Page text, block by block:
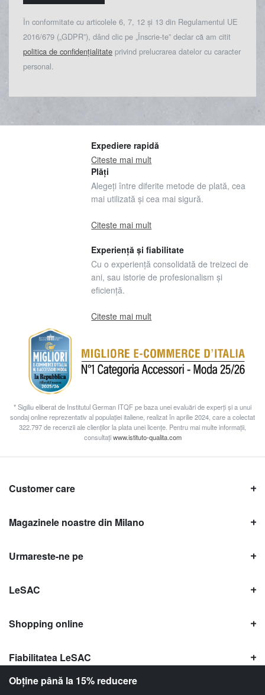
În conformitate cu articolele 6, 7, 12 și 13 din Regulamentul UE
2016/679 („GDPR”), dând clic pe „Înscrie-te” declar că am citit
politica de confidențialitate privind prelucrarea datelor cu caracter
personal.
Obține până la 15% reducere
Expediere rapidă
Citeste mai mult
Plăți
Alegeți între diferite metode de plată, cea
mai utilizată și cea mai sigură.
Citeste mai mult
Experiență și fiabilitate
Cu o experiență consolidată de treizeci de
ani, sau istorie de profesionalism și
eficiență.
Citeste mai mult
* Sigiliu eliberat de Institutul German ITQF pe baza unei evaluări de experți și a unui
sondaj online reprezentativ al populației italiene, realizat în aprilie 2024, care a colectat
322.797 de recenzii ale clienților la plata unei licențe. Pentru mai multe informații,
consultațiwww.istituto-qualita.com
Customer care
Magazinele noastre din Milano
Urmareste-ne pe
LeSAC
Shopping online
Fiabilitatea LeSAC